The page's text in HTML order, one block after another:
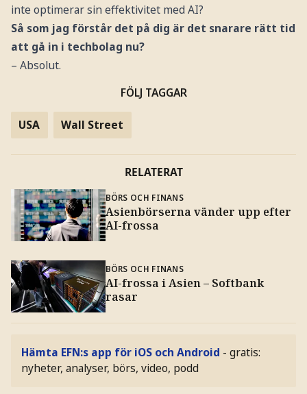
inte optimerar sin effektivitet med AI?
Så som jag förstår det på dig är det snarare rätt tid
att gå in i techbolag nu?
– Absolut.
FÖLJ TAGGAR
USA Wall Street
RELATERAT
BÖRS OCH FINANS
Asienbörserna vänder upp efter
AI-frossa
BÖRS OCH FINANS
AI-frossa i Asien – Softbank
rasar
Hämta EFN:s app för iOS och Android - gratis:
nyheter, analyser, börs, video, podd